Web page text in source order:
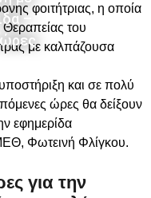
–
ώρες
φοιτήτριας, η οποία
του
με καλπάζουσα
και σε πολύ
ώρες θα δείξουν
εφημερίδα
Φωτεινή Φλίγκου.
για την